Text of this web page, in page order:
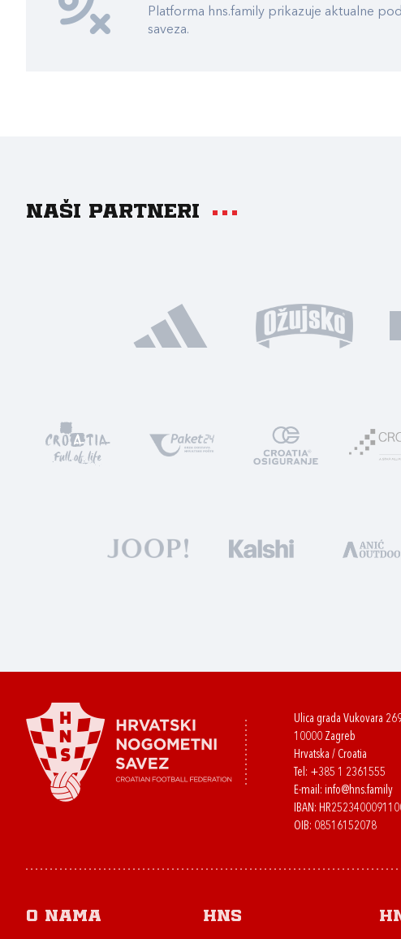
Platforma hns.family prikazuje aktualne
saveza.
Naši partneri
Ulica grada Vukovara
10000 Zagreb
Hrvatska / Croatia
Tel: +385 1 2361555
E-mail: info@hns.family
IBAN:
OIB: 08516152078
O nama HNS